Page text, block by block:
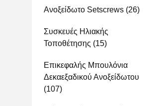
Ανοξείδωτο Setscrews (26)
Συσκευές Ηλιακής
Τοποθέτησης (15)
Επικεφαλής Μπουλόνια
Δεκαεξαδικού Ανοξείδωτου
(107)